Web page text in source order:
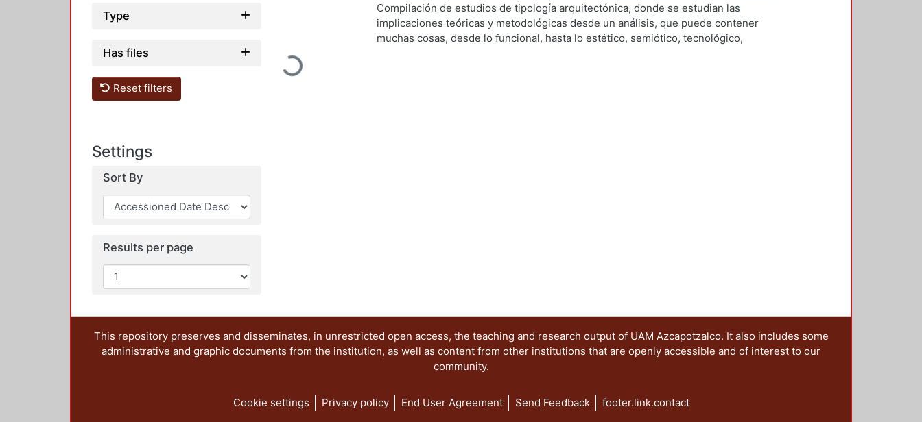
Type
Has files
Reset filters
Settings
Sort By
Results per page
Loading...
Artes para el Diseño, Departamento de Evaluación del Diseño en el Tiempo
Guerrero Baca, Luis F., editor;Rodríguez Viqueira, Manuel, editor;Haroldo Alfaro,
Francisco;Ayala Alonso, Enrique;Díaz-Berrio F., Salvador;Guerrero Baca, Luis F.
Compilación de estudios de tipología arquitectónica, donde se estudian las
implicaciones teóricas y metodológicas desde un análisis, que puede contener
muchas cosas, desde lo funcional, hasta lo estético, semiótico, tecnológico,
This repository preserves and disseminates, in unrestricted open access, the teaching and research output of UAM Azcapotzalco. It also includes some
administrative and graphic documents from the institution, as well as content from other institutions that are openly accessible and of interest to our
community.
Cookie settings Privacy policy End User Agreement Send Feedback footer.link.contact